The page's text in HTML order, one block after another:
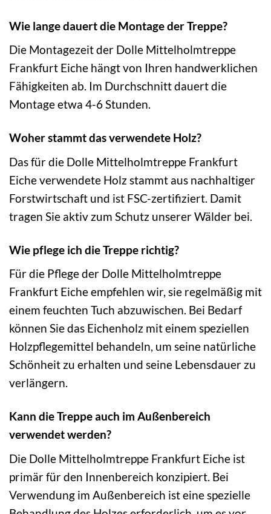
Wie lange dauert die Montage der Treppe?
Die Montagezeit der Dolle Mittelholmtreppe
Frankfurt Eiche hängt von Ihren handwerklichen
Fähigkeiten ab. Im Durchschnitt dauert die
Montage etwa 4-6 Stunden.
Woher stammt das verwendete Holz?
Das für die Dolle Mittelholmtreppe Frankfurt
Eiche verwendete Holz stammt aus nachhaltiger
Forstwirtschaft und ist FSC-zertifiziert. Damit
tragen Sie aktiv zum Schutz unserer Wälder bei.
Wie pflege ich die Treppe richtig?
Für die Pflege der Dolle Mittelholmtreppe
Frankfurt Eiche empfehlen wir, sie regelmäßig mit
einem feuchten Tuch abzuwischen. Bei Bedarf
können Sie das Eichenholz mit einem speziellen
Holzpflegemittel behandeln, um seine natürliche
Schönheit zu erhalten und seine Lebensdauer zu
verlängern.
Kann die Treppe auch im Außenbereich
verwendet werden?
Die Dolle Mittelholmtreppe Frankfurt Eiche ist
primär für den Innenbereich konzipiert. Bei
Verwendung im Außenbereich ist eine spezielle